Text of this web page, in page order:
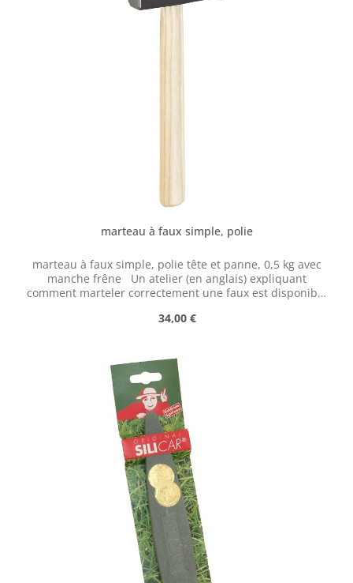
marteau à faux simple, polie
marteau à faux simple, polie tête et panne, 0,5 kg avec
manche frêne Un atelier (en anglais) expliquant
comment marteler correctement une faux est disponible
https://scythesupply.com/peeningworkshop.html
Prix régulier :
34,00 €